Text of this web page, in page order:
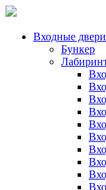
Входные двери
Бункер